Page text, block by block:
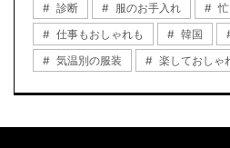
診断
服のお手入れ
仕事もおしゃれも
韓国
気温別の服装
楽しておしゃ